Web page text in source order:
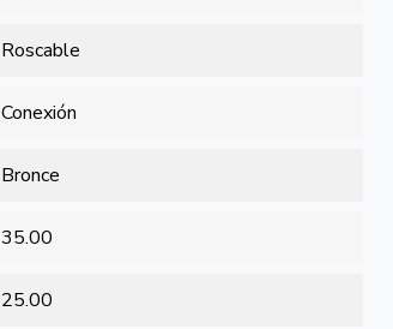
Roscable
Conexión
Bronce
35.00
25.00